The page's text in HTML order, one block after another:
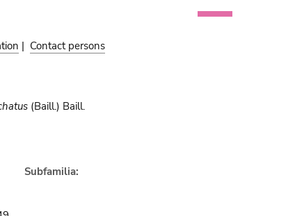
| Contact persons
(Baill.) Baill.
Subfamilia: